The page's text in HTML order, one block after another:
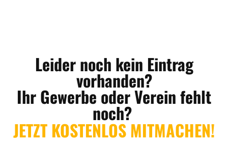
Leider noch kein Eintrag
vorhanden?
Ihr Gewerbe oder Verein fehlt
noch?
JETZT KOSTENLOS MITMACHEN!